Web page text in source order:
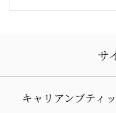
サ
キャリアンブティ